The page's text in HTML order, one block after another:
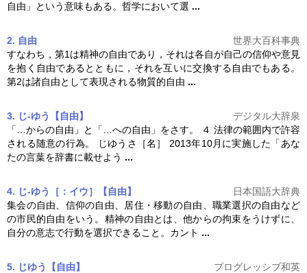
自由 」という意味もある。哲学において選 ...
2. 自由
世界大百科事典
すなわち，第1は精神の自由であり，それは各自が自己の信仰や意見
を抱く 自由であるとともに，それを互いに交換する自由でもある。
第2は諸自由として表現される物質的自由 ...
3. じ‐ゆう【自由】
デジタル大辞泉
「…からの自由 」と「…への自由 」をさす。 ４ 法律の範囲内で許容
される随意の行為。 じゆうさ［名］ 2013年10月に実施した「あな
たの言葉を辞書に載せよう ...
4. じ‐ゆう［：イウ］【自由】
日本国語大辞典
集会の自由、信仰の自由 、居住・移動の自由 、職業選択の自由など
の市民的自由をいう。精神の自由とは、他からの拘束をうけずに、
自分の意志で行動を選択できること。カント ...
5. じゆう【自由】
プログレッシブ和英